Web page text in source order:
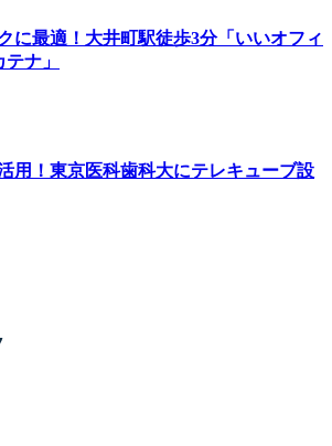
に最適！大井町駅徒歩3分「いいオフィ
ナ」
用！東京医科歯科大にテレキューブ設